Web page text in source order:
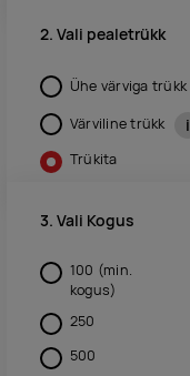
2. Vali pealetrükk
Ühe värviga trükk
Värviline trükk i
Trükita
3. Vali Kogus
100 (min.
kogus)
250
500